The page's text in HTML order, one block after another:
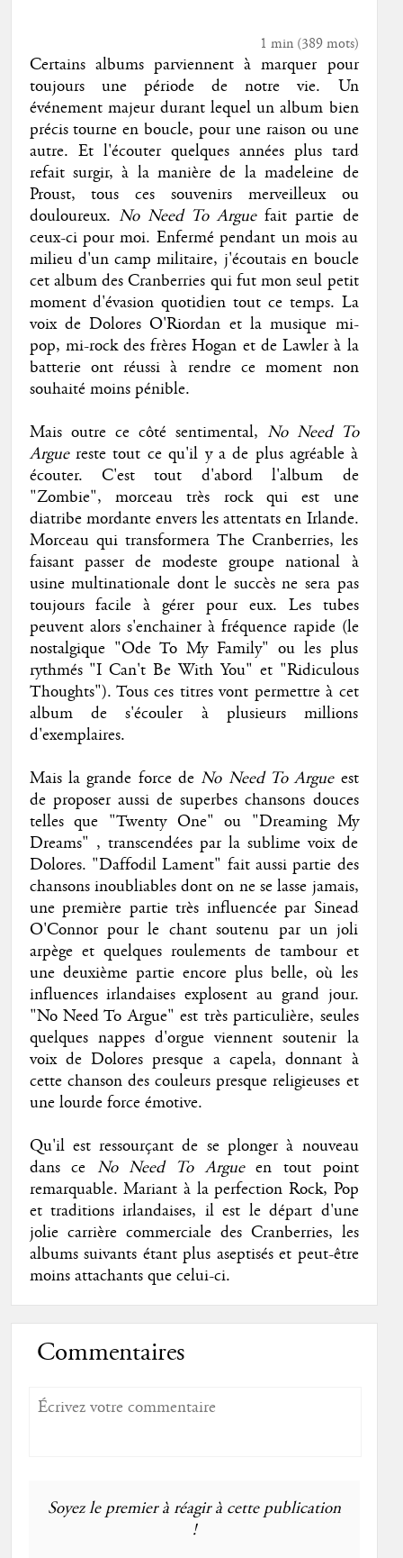
1 min(389mots)
Certains albums parviennent à marquer pour
toujours une période de notre vie. Un
événement majeur durant lequel un album bien
précis tourne en boucle, pour une raison ou une
autre. Et l'écouter quelques années plus tard
refait surgir, à la manière de la madeleine de
Proust, tous ces souvenirs merveilleux ou
douloureux. No Need To Arguefait partie de
ceux-ci pour moi. Enfermé pendant un mois au
milieu d'un camp militaire, j'écoutais en boucle
cet album des Cranberries qui fut mon seul petit
moment d'évasion quotidien tout ce temps. La
voix de Dolores O'Riordan et la musique mi-
pop, mi-rock des frères Hogan et de Lawler à la
batterie ont réussi à rendre ce moment non
souhaité moins pénible.
Mais outre ce côté sentimental, No Need To
Arguereste tout ce qu'il y a de plus agréable à
écouter. C'est tout d'abord l'album de
"Zombie", morceau très rock qui est une
diatribe mordante envers les attentats en Irlande.
Morceau qui transformera The Cranberries, les
faisant passer de modeste groupe national à
usine multinationale dont le succès ne sera pas
toujours facile à gérer pour eux. Les tubes
peuvent alors s'enchainer à fréquence rapide (le
nostalgique "Ode To My Family" ou les plus
rythmés "I Can't Be With You" et "Ridiculous
Thoughts"). Tous ces titres vont permettre à cet
album de s'écouler à plusieurs millions
d'exemplaires.
Mais la grande force de No Need To Argueest
de proposer aussi de superbes chansons douces
telles que "Twenty One" ou "Dreaming My
Dreams" , transcendées par la sublime voix de
Dolores. "Daffodil Lament" fait aussi partie des
chansons inoubliables dont on ne se lasse jamais,
une première partie très influencée par Sinead
O'Connor pour le chant soutenu par un joli
arpège et quelques roulements de tambour et
une deuxième partie encore plus belle, où les
influences irlandaises explosent au grand jour.
"No Need To Argue" est très particulière, seules
quelques nappes d'orgue viennent soutenir la
voix de Dolores presque a capela, donnant à
cette chanson des couleurs presque religieuses et
une lourde force émotive.
Qu'il est ressourçant de se plonger à nouveau
dans ce No Need To Argueen tout point
remarquable. Mariant à la perfection Rock, Pop
et traditions irlandaises, il est le départ d'une
jolie carrière commerciale des Cranberries, les
albums suivants étant plus aseptisés et peut-être
moins attachants que celui-ci.
Commentaires
Soyez le premier à réagir à cette publication
!